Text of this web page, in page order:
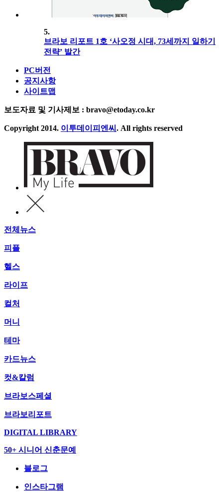
5.
브라보 리포트 1호 ‘사오정 시대, 73세까지 일하기
전략’ 발간
PC버전
공지사항
사이트맵
보도자료 및 기사제보 : bravo@etoday.co.kr
Copyright 2014. 이투데이피엔씨 . All rights reserved
전체뉴스
피플
헬스
라이프
컬처
머니
테마
카드뉴스
컷&칼럼
브라보스페셜
브라보리포트
DIGITAL LIBRARY
50+ 시니어 신춘문예
블로그
인스타그램